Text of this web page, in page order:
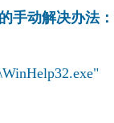
手动解决办法：